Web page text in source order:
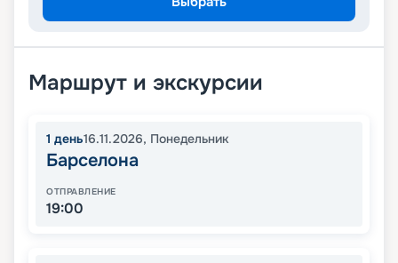
Маршрут и экскурсии
1 день16.11.2026, Понедельник
Барселона
ОТПРАВЛЕНИЕ
19:00